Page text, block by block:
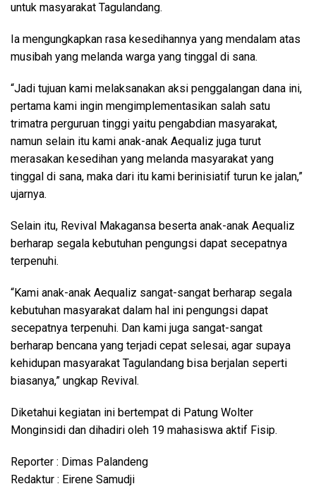
untuk masyarakat Tagulandang.
Ia mengungkapkan rasa kesedihannya yang mendalam atas
musibah yang melanda warga yang tinggal di sana.
“Jadi tujuan kami melaksanakan aksi penggalangan dana ini,
pertama kami ingin mengimplementasikan salah satu
trimatra perguruan tinggi yaitu pengabdian masyarakat,
namun selain itu kami anak-anak Aequaliz juga turut
merasakan kesedihan yang melanda masyarakat yang
tinggal di sana, maka dari itu kami berinisiatif turun ke jalan,”
ujarnya.
Selain itu, Revival Makagansa beserta anak-anak Aequaliz
berharap segala kebutuhan pengungsi dapat secepatnya
terpenuhi.
“Kami anak-anak Aequaliz sangat-sangat berharap segala
kebutuhan masyarakat dalam hal ini pengungsi dapat
secepatnya terpenuhi. Dan kami juga sangat-sangat
berharap bencana yang terjadi cepat selesai, agar supaya
kehidupan masyarakat Tagulandang bisa berjalan seperti
biasanya,” ungkap Revival.
Diketahui kegiatan ini bertempat di Patung Wolter
Monginsidi dan dihadiri oleh 19 mahasiswa aktif Fisip.
Reporter : Dimas Palandeng
Redaktur : Eirene Samudji